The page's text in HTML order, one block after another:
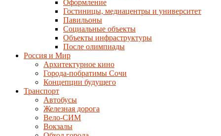
Оформление
Гостиницы, медиацентры и университет
Павильоны
Социальные объекты
Объекты инфраструктуры
После олимпиады
Россия и Мир
Архитектурное кино
Города-побратимы Сочи
Концепции будущего
Транспорт
Автобусы
Железная дорога
Вело-СИМ
Вокзалы